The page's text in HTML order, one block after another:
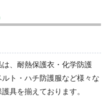
作業用品
クリーンルーム対策用品
救急医療品
ウイルス対策用品
、耐熱保護衣・化学防護
ト・ハチ防護服など様々な
具を揃えております。